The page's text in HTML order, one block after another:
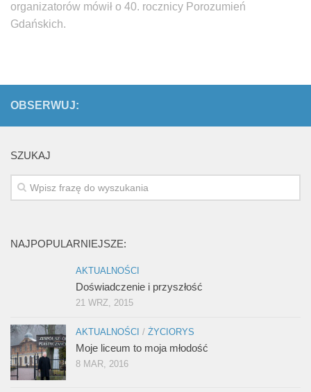
organizatorów mówił o 40. rocznicy Porozumień
Gdańskich.
OBSERWUJ:
SZUKAJ
NAJPOPULARNIEJSZE:
AKTUALNOŚCI
Doświadczenie i przyszłość
21 WRZ, 2015
AKTUALNOŚCI / ŻYCIORYS
Moje liceum to moja młodość
8 MAR, 2016